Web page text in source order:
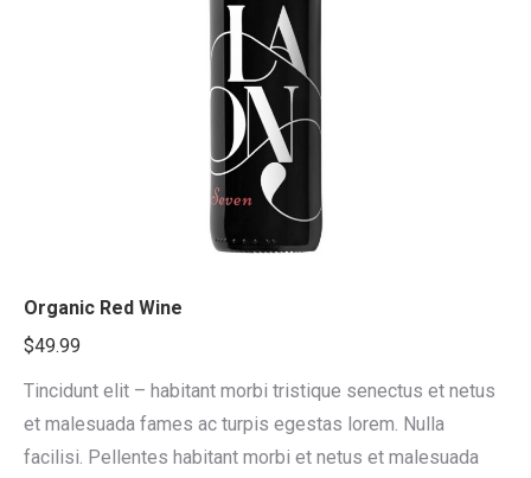
Organic Red Wine
$49.99
Tincidunt elit – habitant morbi tristique senectus et netus
et malesuada fames ac turpis egestas lorem. Nulla
facilisi. Pellentes habitant morbi et netus et malesuada